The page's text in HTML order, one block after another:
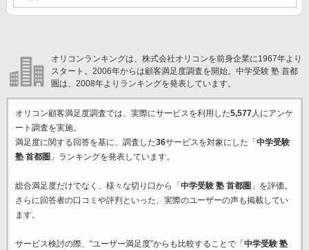
オリコンランキングは、株式会社オリコンを前身企業に1967年より
スタート。2006年からは顧客満足度調査を開始。中学受験 塾 首都
圏は、2008年よりランキングを発表しています。
オリコン顧客満足度調査では、実際にサービスを利用した5,577人にアンケ
ート調査を実施。
満足度に関する回答を基に、調査した36サービスを対象にした「 中学受験
塾 首都圏 」ランキングを発表しています。
総合満足度だけでなく、様々な切り口から「 中学受験 塾 首都圏 」を評価。
さらに回答者の口コミや評判といった、実際のユーザーの声も掲載してい
ます。
サービス検討の際、“ユーザー満足度”からも比較することで「 中学受験 塾